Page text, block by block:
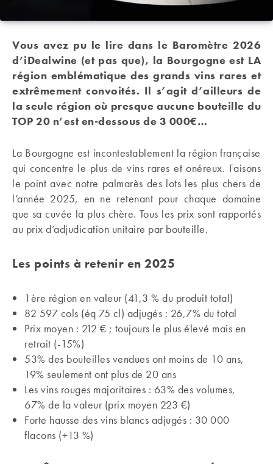
Vous avez pu le lire dans le Baromètre 2026
d’iDealwine (et pas que), la Bourgogne estLA
région emblématique des grands vins rares et
extrêmement convoités. Il s’agit d’ailleurs de
la seule région où presque aucune bouteille du
TOP 20 n’est en-dessous de 3 000€…
La Bourgogne est incontestablement la région française
qui concentre le plus de vins rares et onéreux. Faisons
le point avec notre palmarès des lots les plus chers de
l’année 2025, en ne retenant pour chaque domaine
que sa cuvée la plus chère. Tous les prix sont rapportés
au prix d’adjudication unitaire par bouteille.
Les points à retenir en 2025
1ère région en valeur (41,3 % du produit total)
82 597 cols (éq 75 cl) adjugés : 26,7% du total
Prix moyen : 212 € ; toujours le plus élevé mais en
retrait (-15%)
53% des bouteilles vendues ont moins de 10 ans,
19% seulement ont plus de 20 ans
Les vins rouges majoritaires : 63% des volumes,
67% de la valeur (prix moyen 223 €)
Forte hausse des vins blancs adjugés : 30 000
flacons (+13 %)